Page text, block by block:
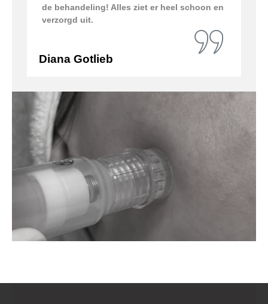
de behandeling! Alles ziet er heel schoon en
verzorgd uit.
Diana Gotlieb